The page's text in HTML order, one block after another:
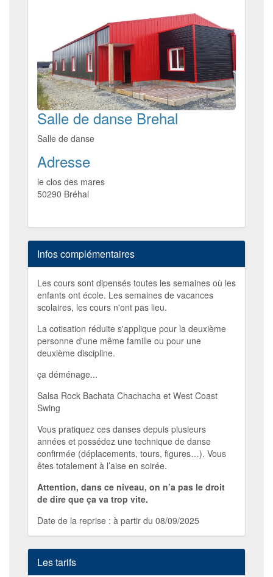
Salle de danse Brehal
Salle de danse
Adresse
le clos des mares
50290 Bréhal
Infos complémentaires
Les cours sont dipensés toutes les semaines où les
enfants ont école. Les semaines de vacances
scolaires, les cours n'ont pas lieu.
La cotisation réduite s'applique pour la deuxième
personne d'une même famille ou pour une
deuxième discipline.
ça déménage...
Salsa Rock Bachata Chachacha et West Coast
Swing
Vous pratiquez ces danses depuis plusieurs
années et possédez une technique de danse
confirmée (déplacements, tours, figures…). Vous
êtes totalement à l’aise en soirée.
Attention, dans ce niveau, on n’a pas le droit
de dire que ça va trop vite.
Date de la reprise : à partir du 08/09/2025
Les tarifs